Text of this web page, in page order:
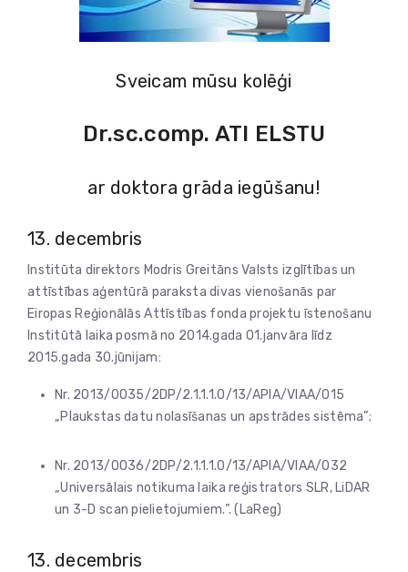
Sveicam mūsu kolēģi
Dr.sc.comp. ATI ELSTU
ar doktora grāda iegūšanu!
13. decembris
Institūta direktors Modris Greitāns Valsts izglītības un
attīstības aģentūrā paraksta divas vienošanās par
Eiropas Reģionālās Attīstības fonda projektu īstenošanu
Institūtā laika posmā no 2014.gada 01.janvāra līdz
2015.gada 30.jūnijam:
Nr. 2013/0035/2DP/2.1.1.1.0/13/APIA/VIAA/015
„Plaukstas datu nolasīšanas un apstrādes sistēma”;
Nr. 2013/0036/2DP/2.1.1.1.0/13/APIA/VIAA/032
„Universālais notikuma laika reģistrators SLR, LiDAR
un 3-D scan pielietojumiem.”. (LaReg)
13. decembris